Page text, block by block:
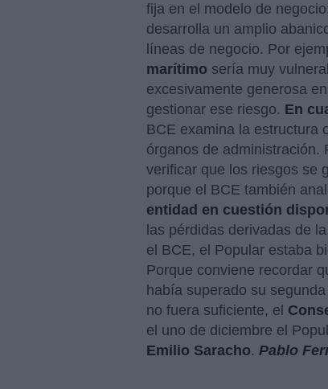
fija en el modelo de
desarrolla un amplio
líneas de negocio. Por
marítimo sería muy
excesivamente generosa
gestionar ese riesgo. En
BCE examina la estructura
órganos de administración.
verificar que los riesgos se
porque el BCE también
entidad en cuestión
las pérdidas derivadas de
el BCE, el Popular estaba
Porque conviene recordar
había superado su
no fuera suficiente, el
el uno de diciembre el
Emilio Saracho. Pablo